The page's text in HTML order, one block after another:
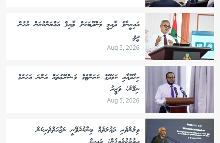
އައިރީނާގެ ދާއިމީ މަންދޫބަކަށް ޠާރިޤް އައްޔަންކުރަން ރުހުން
ދީފި
Aug 5, 2026
ކިހާދޫއާއި ކަމަދޫގެ ކަރަންޓުގެ މަޝްރޫޢުތައް އަންނަ އަހަރުގެ
ނިމޭނެ: ވަޒީރު
Aug 5, 2026
ވިލުންތެރި ދައުލަތެއް ބިނާކުރެވޭނީ ނަޒާހަތްތެރިކަން